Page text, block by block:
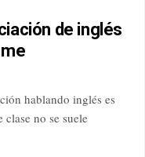
de inglés
hablando inglés es
no se suele